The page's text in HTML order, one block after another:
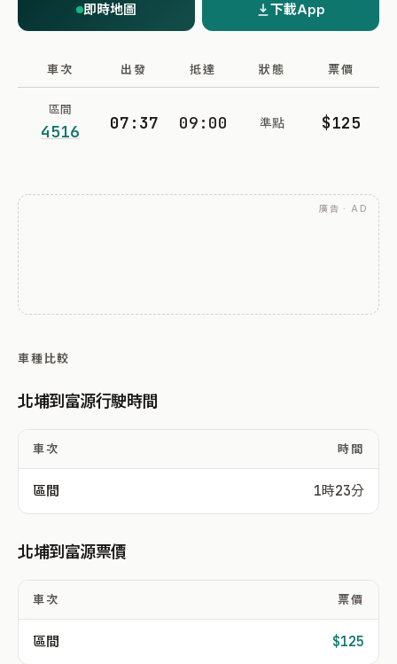
即時地圖 下載App
車次 出發 抵達 狀態 票價
區間
4516 07:37 09:00 準點 $125
廣告 · AD
車種比較
北埔到富源行駛時間
車次 時間
區間 1時23分
北埔到富源票價
車次 票價
區間 $125